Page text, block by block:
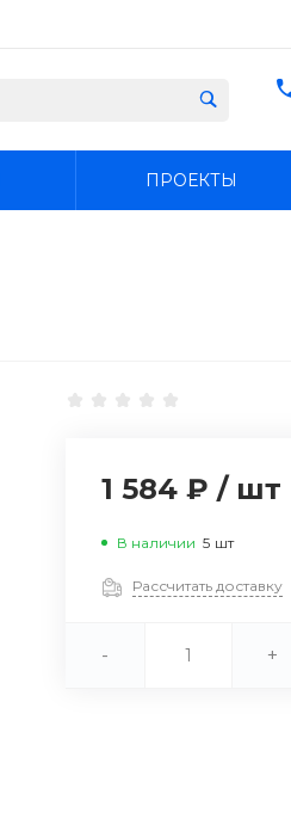
ПРОЕКТЫ
1 584 ₽ / шт
В наличии 5 шт
Рассчитать доставку
- +